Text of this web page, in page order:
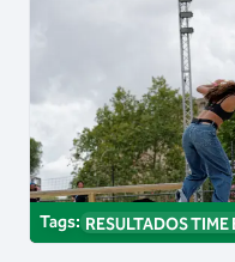
Tags: RESULTADOS TIME